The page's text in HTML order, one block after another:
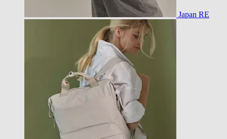
Japan RE